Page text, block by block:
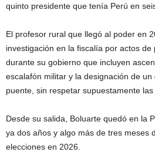
quinto presidente que tenía Perú en
El profesor rural que llegó al poder en
investigación en la fiscalía por actos de
durante su gobierno que incluyen
escalafón militar y la designación de
puente, sin respetar supuestamente
Desde su salida, Boluarte quedó en la
ya dos años y algo más de tres meses
elecciones en 2026.